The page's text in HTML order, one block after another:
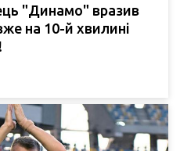
"Динамо" вразив
на 10-й хвилині